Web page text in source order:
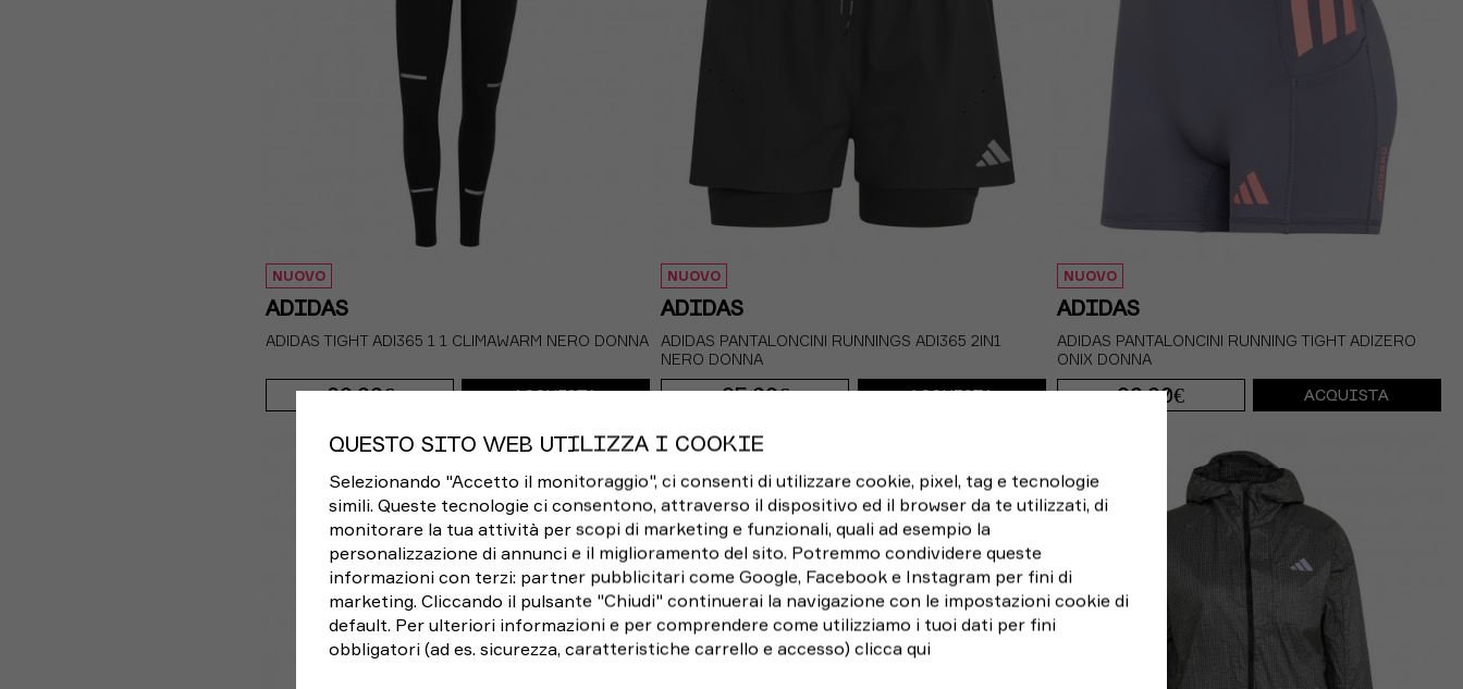
NUOVO
ADIDAS
ADIDAS TIGHT ADI365 1 1 CLIMAWARM NERO DONNA
80,00€
S M
NUOVO
ADIDAS
ADIDAS PANTALONCINI RUNNINGS ADI365 2IN1
NERO DONNA
65,00€
XS S
NUOVO
ADIDAS
ADIDAS PANTALONCINI RUNNING TIGHT ADIZERO
ONIX DONNA
60,00€ ACQUISTA
QUESTO SITO WEB UTILIZZA I COOKIE
Selezionando "Accetto il monitoraggio", ci consenti di utilizzare cookie, pixel, tag e tecnologie
simili. Queste tecnologie ci consentono, attraverso il dispositivo ed il browser da te utilizzati, di
monitorare la tua attività per scopi di marketing e funzionali, quali ad esempio la
personalizzazione di annunci e il miglioramento del sito. Potremmo condividere queste
informazioni con terzi: partner pubblicitari come Google, Facebook e Instagram per fini di
marketing. Cliccando il pulsante "Chiudi" continuerai la navigazione con le impostazioni cookie di
default. Per ulteriori informazioni e per comprendere come utilizziamo i tuoi dati per fini
obbligatori (ad es. sicurezza, caratteristiche carrello e accesso) clicca qui